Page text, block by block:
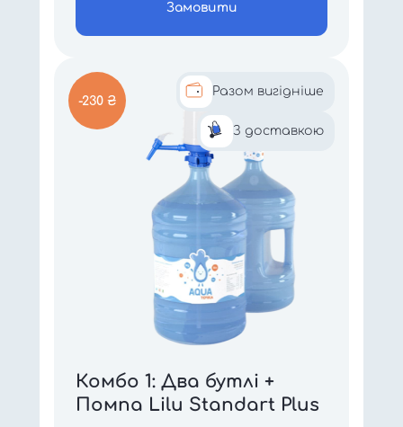
Замовити
-230 ₴
Разом вигідніше
З доставкою
Комбо 1: Два бутлі +
Помпа Lilu Standart Plus